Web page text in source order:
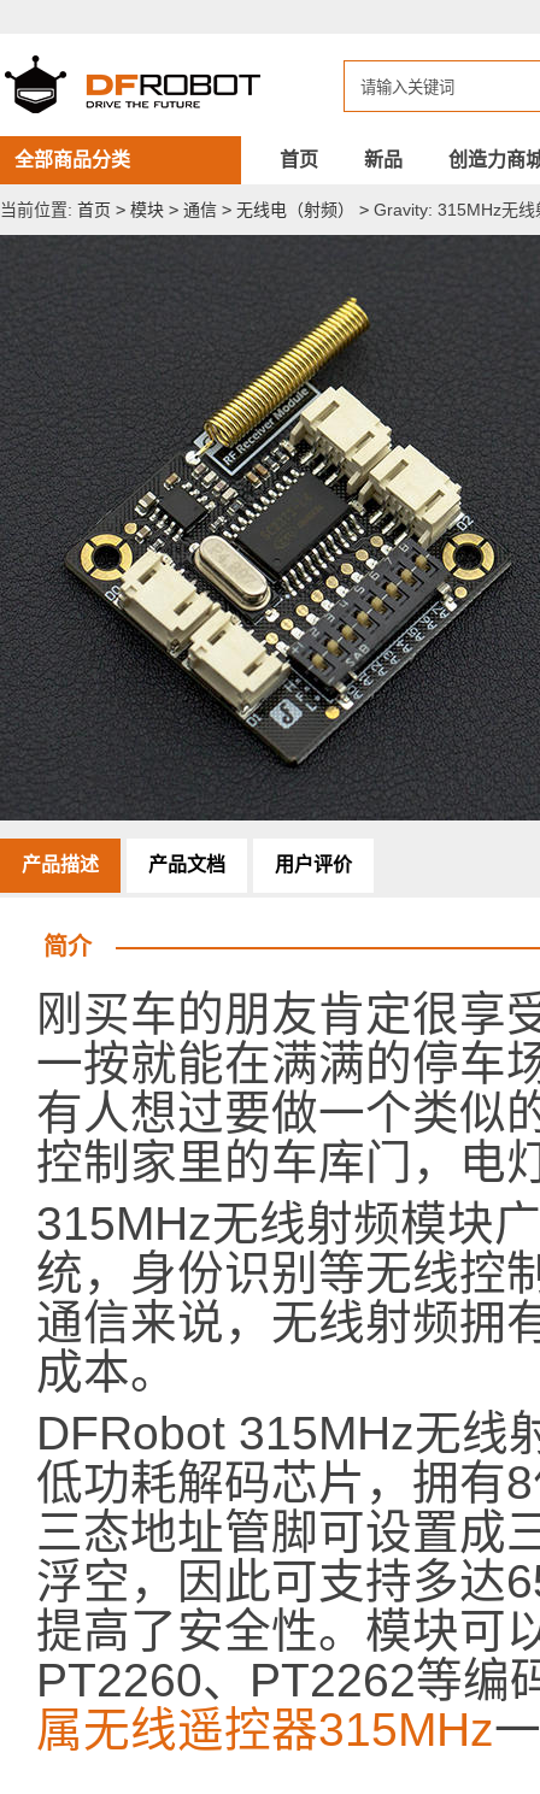
线
射
频
接
收
模
块
全部商品分类 首页 新品 创造力商
当前位置: 首页 > 模块 > 通信 > 无线电（射频） > Gravity: 315MHz无线
产品描述 产品文档 用户评价
简介
刚买车的朋友肯定很享
一按就能在满满的停车
有人想过要做一个类似
控制家里的车库门，电
315MHz无线射频模块
统，身份识别等无线控
通信来说，无线射频拥
成本。
DFRobot 315MHz无线
低功耗解码芯片，拥有
三态地址管脚可设置成
浮空，因此可支持多达
提高了安全性。模块可
PT2260、PT2262等编
属无线遥控器315MHz